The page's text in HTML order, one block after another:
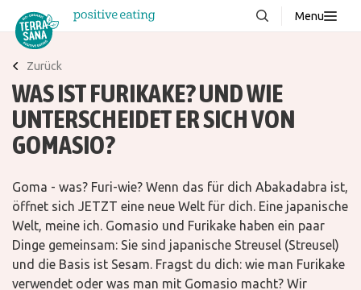
Menu
Über uns
Wissenswertes
FAQ
Kontakt
Downloads
Produkte
Zurück
WAS IST FURIKAKE? UND WIE
UNTERSCHEIDET ER SICH VON
GOMASIO?
Goma - was? Furi-wie? Wenn das für dich Abakadabra ist,
öffnet sich JETZT eine neue Welt für dich. Eine japanische
Welt, meine ich. Gomasio und Furikake haben ein paar
Dinge gemeinsam: Sie sind japanische Streusel (Streusel)
und die Basis ist Sesam. Fragst du dich: wie man Furikake
verwendet oder was man mit Gomasio macht? Wir